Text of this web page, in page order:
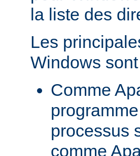
la liste des
Les
Windows
Comme
processus
comme